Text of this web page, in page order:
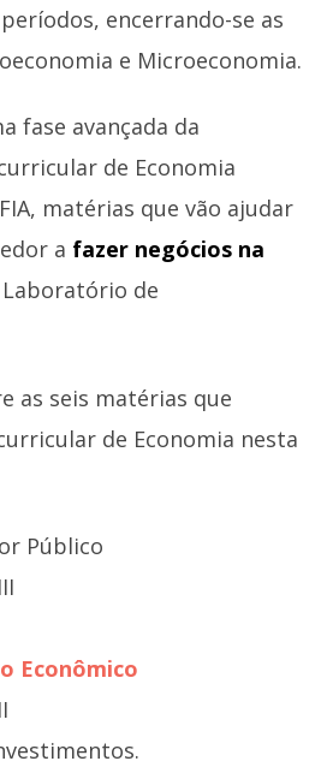
encerrando-se as
e Microeconomia.
fase avançada da
de Economia
matérias que vão ajudar
a fazer negócios na
de
as seis matérias que
de Economia nesta
Público
Econômico